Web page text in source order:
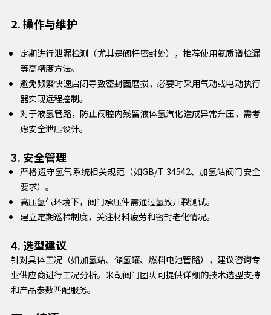
2. 操作与维护
定期进行泄漏检测（尤其是阀杆密封处），推荐使用氦质谱检漏
等高精度方法。
避免频繁快速启闭导致密封面磨损，必要时采用气动或电动执行
器实现远程控制。
对于液氢管路，防止阀腔内残留液体氢汽化造成异常升压，需考
虑安全泄压设计。
3. 安全管理
严格遵守氢气系统相关规范（如GB/T 34542、加氢站阀门安全
要求）。
高压氢气环境下，阀门承压件需通过氢致开裂测试。
建立定期巡检制度，关注材料疲劳和密封老化情况。
4. 选型建议
针对具体工况（如加氢站、储氢罐、燃料电池管路），建议咨询专
业供应商进行工况分析。米勒阀门团队可提供详细的技术选型支持
和产品参数匹配服务。